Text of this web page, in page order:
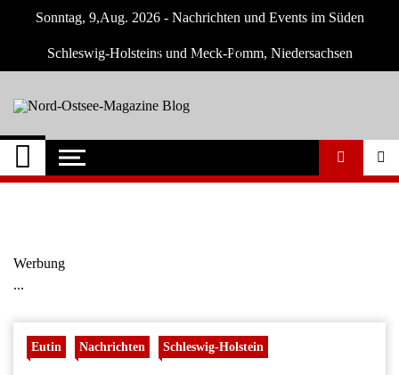
Sonntag, 9,Aug. 2026 - Nachrichten und Events im Süden
Schleswig-Holsteins und Meck-Pomm, Niedersachsen
Nord-Ostsee-
Magazine Blog
Der Blog der Nord-Ostsee Magazine
Werbung
...
Eutin Nachrichten Schleswig-Holstein